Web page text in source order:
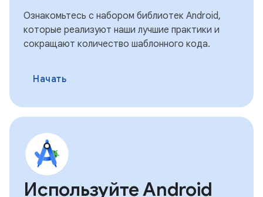
Ознакомьтесь с набором библиотек Android,
которые реализуют наши лучшие практики и
сокращают количество шаблонного кода.
Начать
Используйте Android